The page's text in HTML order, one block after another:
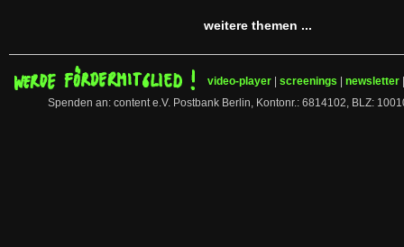
weitere themen ...
video-player screenings newsletter
Spenden an: content e.V. Postbank Berlin, Kontonr.: 6814102, BLZ: